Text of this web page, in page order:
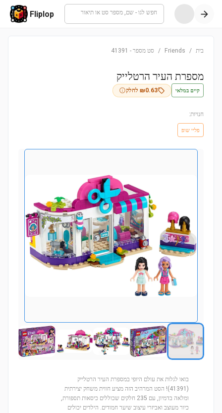
חפש לגו - שם, מספר סט או תיאור Fliplop
בית /
Friends
/ סט מספר -
41391
מספרת העיר הרטלייק
קיים במלאי ₪0.63 לחלק
חנויות:
פליי שופ
בואו לגלות את עולם היופי במספרת העיר הרטלייק
(41391)! הסט המרהיב הזה מציע חווית משחק יצירתית
ומלאה בדמיון, עם 235 חלקים שכוללים כיסאות תספורת,
כיור מעוצב ואביזרי עיצוב שיער חמודים. הילדים יכולים